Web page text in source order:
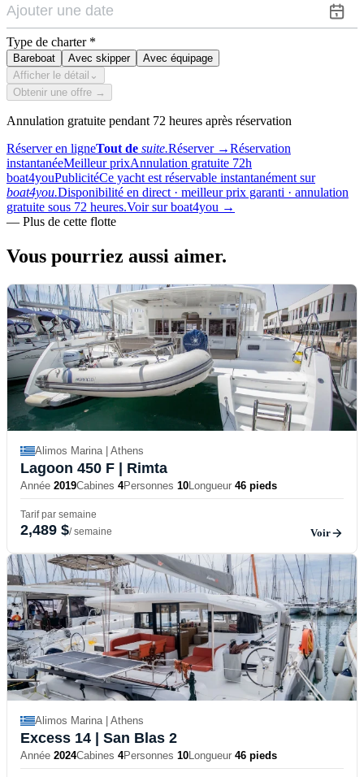
Type de charter *
Bareboat Avec skipper
Avec équipage
Afficher le détail ⌄
Obtenir une offre →
Annulation gratuite pendant 72 heures après réservation
Réserver en ligneTout de suite.Réserver →Réservation
instantanéeMeilleur prixAnnulation gratuite 72h
boat4youPublicitéCe yacht est réservable instantanément sur
boat4you.Disponibilité en direct · meilleur prix garanti · annulation
gratuite sous 72 heures.Voir sur boat4you →
— Plus de cette flotte
Vous pourriez aussi aimer.
Alimos Marina | Athens
Lagoon 450 F | Rimta
Année 2019Cabines 4Personnes 10Longueur 46 pieds
Tarif par semaine
2,489 $/ semaine Voir
Alimos Marina | Athens
Excess 14 | San Blas 2
Année 2024Cabines 4Personnes 10Longueur 46 pieds